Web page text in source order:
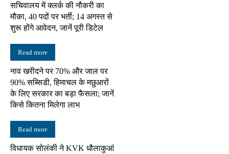
सचिवालय में क्लर्क की नौकरी का
मौका, 40 पदों पर भर्ती; 14 अगस्त से
शुरू होंगे आवेदन, जानें पूरी डिटेल
Read more
नाव खरीदने पर 70% और जाल पर
90% सब्सिडी, हिमाचल के मछुआरों
के लिए सरकार का बड़ा फैसला; जानें
किसे कितना मिलेगा लाभ
Read more
विधायक सोलंकी ने KVK धौलाकुआं